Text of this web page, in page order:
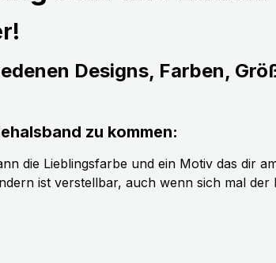
Designs, Farben,
zu kommen:
die Lieblingsfarbe und ein Motiv das dir
ist verstellbar, auch wenn sich mal